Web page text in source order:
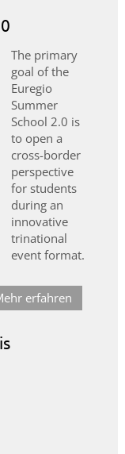
The primary
goal of the
Euregio
Summer
School 2.0 is
to open a
cross-border
perspective
for students
during an
innovative
trinational
event format.
erfahren